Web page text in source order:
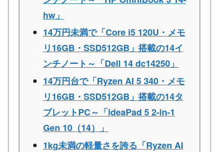
hw」
14万円未満で「Core i5 120U・メモ
リ16GB・SSD512GB」搭載の14イ
ンチノート～「Dell 14 dc14250」
14万円台で「Ryzen AI 5 340・メモ
リ16GB・SSD512GB」搭載の14タ
ブレットPC～「ideaPad 5 2-in-1
Gen 10（14）」
1kg未満の軽量さを誇る「Ryzen AI